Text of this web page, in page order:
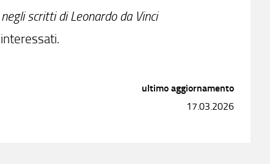
scritti di Leonardo da Vinci
ultimo aggiornamento
17.03.2026